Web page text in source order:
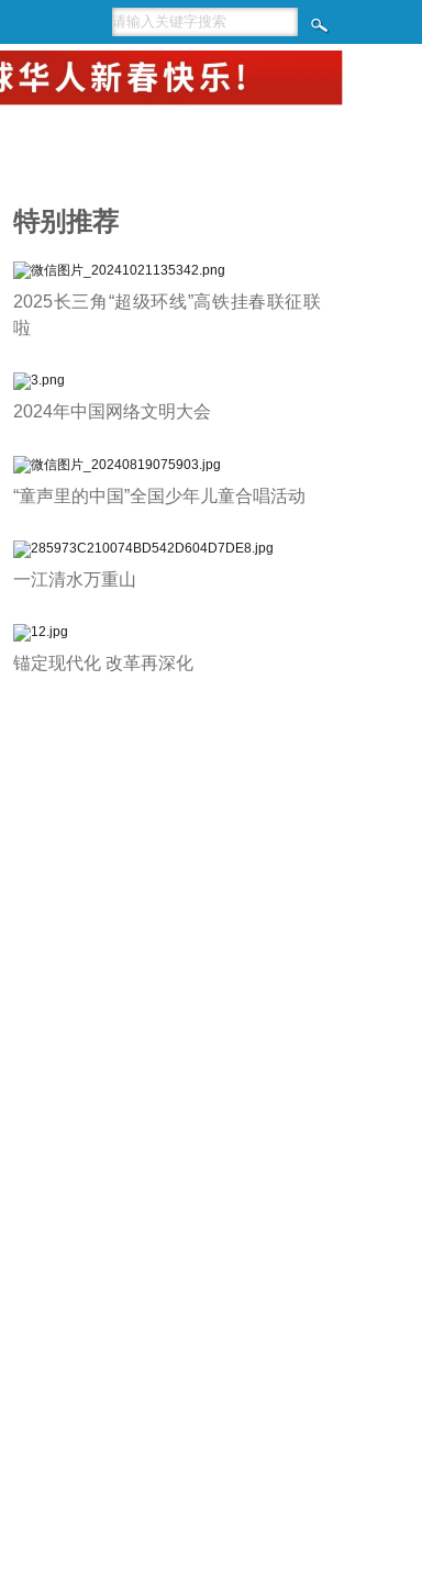
特别推荐
2025长三角“超级环线”高铁挂春联征联
啦
2024年中国网络文明大会
“童声里的中国”全国少年儿童合唱活动
一江清水万重山
锚定现代化 改革再深化